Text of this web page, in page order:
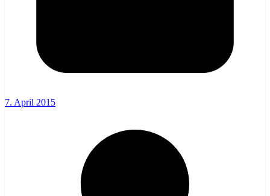
7. April 2015